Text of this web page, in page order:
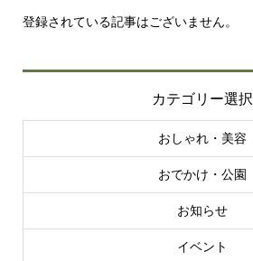
登録されている記事はございません。
カテゴリー選択
おしゃれ・美容
おでかけ・公園
お知らせ
イベント